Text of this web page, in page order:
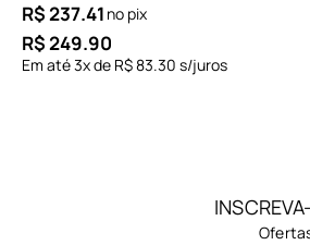
R$237.41 no pix
R$249.90
Em até3x de R$83.30 s/juros